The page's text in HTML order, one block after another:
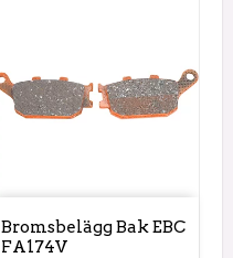
Bromsbelägg Bak EBC
FA174V